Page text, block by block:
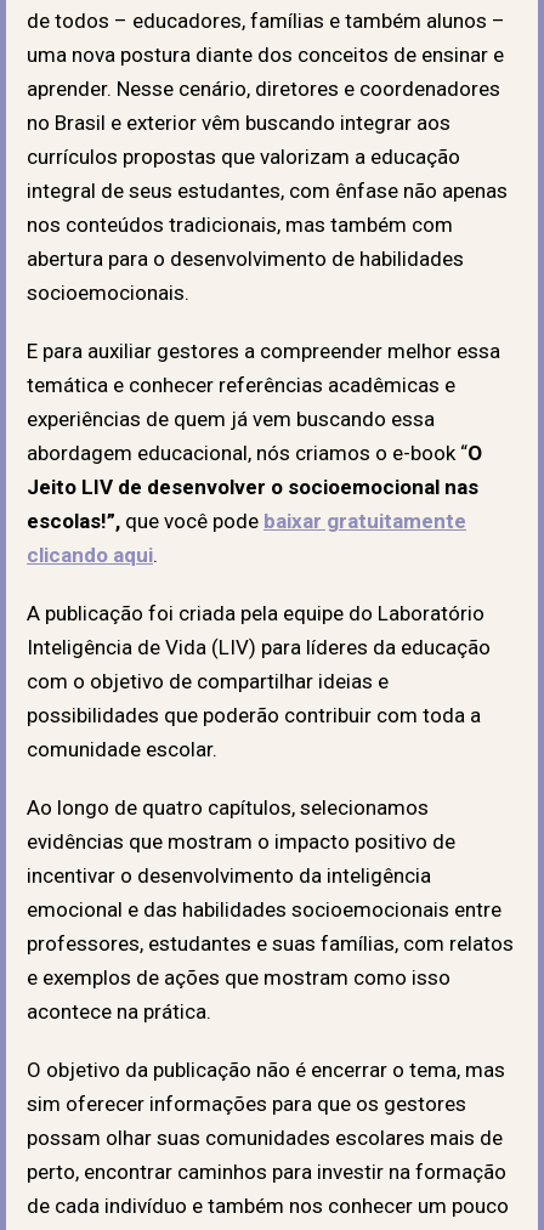
de todos – educadores, famílias e também alunos –
uma nova postura diante dos conceitos de ensinar e
aprender. Nesse cenário, diretores e coordenadores
no Brasil e exterior vêm buscando integrar aos
currículos propostas que valorizam a educação
integral de seus estudantes, com ênfase não apenas
nos conteúdos tradicionais, mas também com
abertura para o desenvolvimento de habilidades
socioemocionais.
E para auxiliar gestores a compreender melhor essa
temática e conhecer referências acadêmicas e
experiências de quem já vem buscando essa
abordagem educacional, nós criamos o e-book “O
Jeito LIV de desenvolver o socioemocional nas
escolas!”, que você pode baixar gratuitamente
clicando aqui.
A publicação foi criada pela equipe do Laboratório
Inteligência de Vida (LIV) para líderes da educação
com o objetivo de compartilhar ideias e
possibilidades que poderão contribuir com toda a
comunidade escolar.
Ao longo de quatro capítulos, selecionamos
evidências que mostram o impacto positivo de
incentivar o desenvolvimento da inteligência
emocional e das habilidades socioemocionais entre
professores, estudantes e suas famílias, com relatos
e exemplos de ações que mostram como isso
acontece na prática.
O objetivo da publicação não é encerrar o tema, mas
sim oferecer informações para que os gestores
possam olhar suas comunidades escolares mais de
perto, encontrar caminhos para investir na formação
de cada indivíduo e também nos conhecer um pouco